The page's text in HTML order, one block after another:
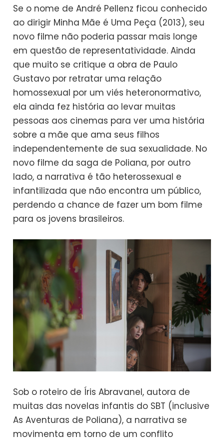
Se o nome de André Pellenz ficou conhecido
ao dirigir Minha Mãe é Uma Peça (2013), seu
novo filme não poderia passar mais longe
em questão de representatividade. Ainda
que muito se critique a obra de Paulo
Gustavo por retratar uma relação
homossexual por um viés heteronormativo,
ela ainda fez história ao levar muitas
pessoas aos cinemas para ver uma história
sobre a mãe que ama seus filhos
independentemente de sua sexualidade. No
novo filme da saga de Poliana, por outro
lado, a narrativa é tão heterossexual e
infantilizada que não encontra um público,
perdendo a chance de fazer um bom filme
para os jovens brasileiros.
Sob o roteiro de Íris Abravanel, autora de
muitas das novelas infantis do SBT (inclusive
As Aventuras de Poliana), a narrativa se
movimenta em torno de um conflito